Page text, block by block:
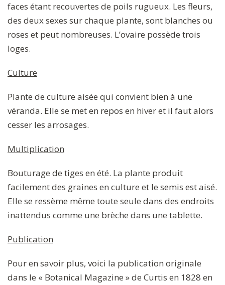
faces étant recouvertes de poils rugueux. Les fleurs,
des deux sexes sur chaque plante, sont blanches ou
roses et peut nombreuses. L’ovaire possède trois
loges.
Culture
Plante de culture aisée qui convient bien à une
véranda. Elle se met en repos en hiver et il faut alors
cesser les arrosages.
Multiplication
Bouturage de tiges en été. La plante produit
facilement des graines en culture et le semis est aisé.
Elle se ressème même toute seule dans des endroits
inattendus comme une brèche dans une tablette.
Publication
Pour en savoir plus, voici la publication originale
dans le « Botanical Magazine » de Curtis en 1828 en